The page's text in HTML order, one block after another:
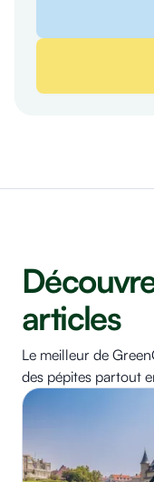
articles
Le meilleur de
des pépites partout